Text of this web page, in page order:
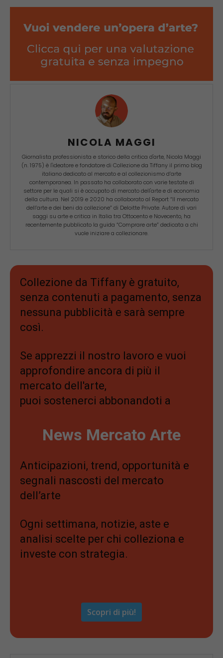
NICOLA MAGGI
Giornalista professionista e storico della critica d'arte, Nicola Maggi
(n. 1975) è l'ideatore e fondatore di Collezione da Tiffany il primo blog
italiano dedicato al mercato e al collezionismo d’arte
contemporanea. In passato ha collaborato con varie testate di
settore per le quali si è occupato di mercato dell'arte e di economia
della cultura. Nel 2019 e 2020 ha collaborato al Report “Il mercato
dell’arte e dei beni da collezione” di Deloitte Private. Autore di vari
saggi su arte e critica in Italia tra Ottocento e Novecento, ha
recentemente pubblicato la guida “Comprare arte” dedicata a chi
vuole iniziare a collezionare.
Collezione da Tiffany è gratuito,
senza contenuti a pagamento, senza
nessuna pubblicità e sarà sempre
così.
Se apprezzi il nostro lavoro e vuoi
approfondire ancora di più il
mercato dell'arte,
puoi sostenerci abbonandoti a
News Mercato Arte
Anticipazioni, trend, opportunità e
segnali nascosti del mercato
dell’arte
Ogni settimana, notizie, aste e
analisi scelte per chi colleziona e
investe con strategia.
Scopri di più!